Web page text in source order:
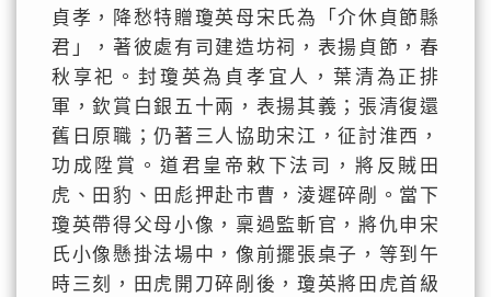
貞孝，降愁特贈瓊英母宋氏為「介休貞節縣
君」，著彼處有司建造坊祠，表揚貞節，春
秋享祀。封瓊英為貞孝宜人，葉清為正排
軍，欽賞白銀五十兩，表揚其義；張清復還
舊日原職；仍著三人協助宋江，征討淮西，
功成陞賞。道君皇帝敕下法司，將反賊田
虎、田豹、田彪押赴市曹，淩遲碎剮。當下
瓊英帶得父母小像，稟過監斬官，將仇申宋
氏小像懸掛法場中，像前擺張桌子，等到午
時三刻，田虎開刀碎剮後，瓊英將田虎首級